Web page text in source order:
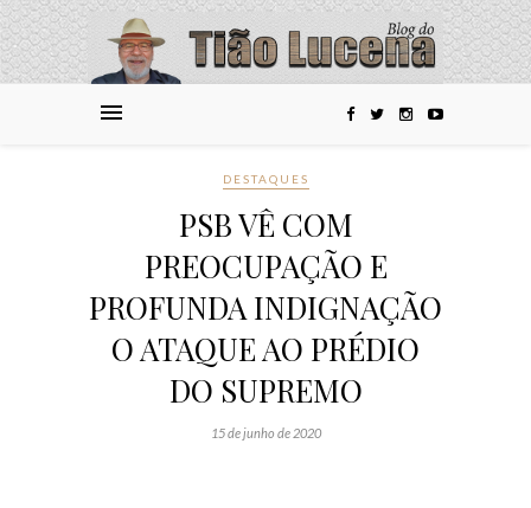
DESTAQUES
PSB VÊ COM
PREOCUPAÇÃO E
PROFUNDA INDIGNAÇÃO
O ATAQUE AO PRÉDIO
DO SUPREMO
15 de junho de 2020